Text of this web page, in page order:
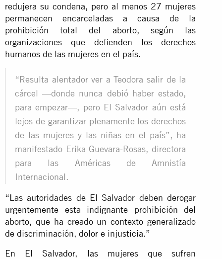
redujera su condena, pero al menos 27 mujeres
permanecen encarceladas a causa de la
prohibición total del aborto, según las
organizaciones que defienden los derechos
humanos de las mujeres en el país.
“Resulta alentador ver a Teodora salir de la
cárcel —donde nunca debió haber estado,
para empezar—, pero El Salvador aún está
lejos de garantizar plenamente los derechos
de las mujeres y las niñas en el país”, ha
manifestado Erika Guevara-Rosas, directora
para las Américas de Amnistía
Internacional.
“Las autoridades de El Salvador deben derogar
urgentemente esta indignante prohibición del
aborto, que ha creado un contexto generalizado
de discriminación, dolor e injusticia.”
En El Salvador, las mujeres que sufren